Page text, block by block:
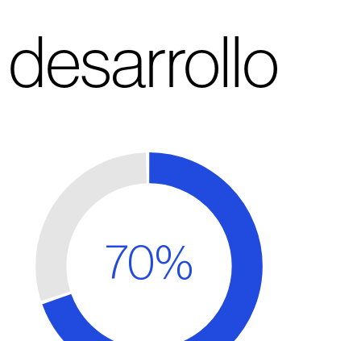
desarrollo
70%